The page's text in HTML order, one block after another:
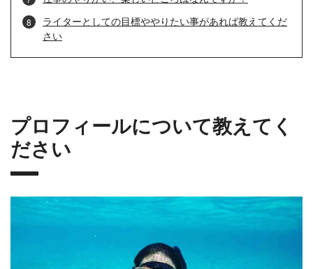
ライターとしての目標ややりたい事があれば教えてくだ
さい
プロフィールについて教えてく
ださい